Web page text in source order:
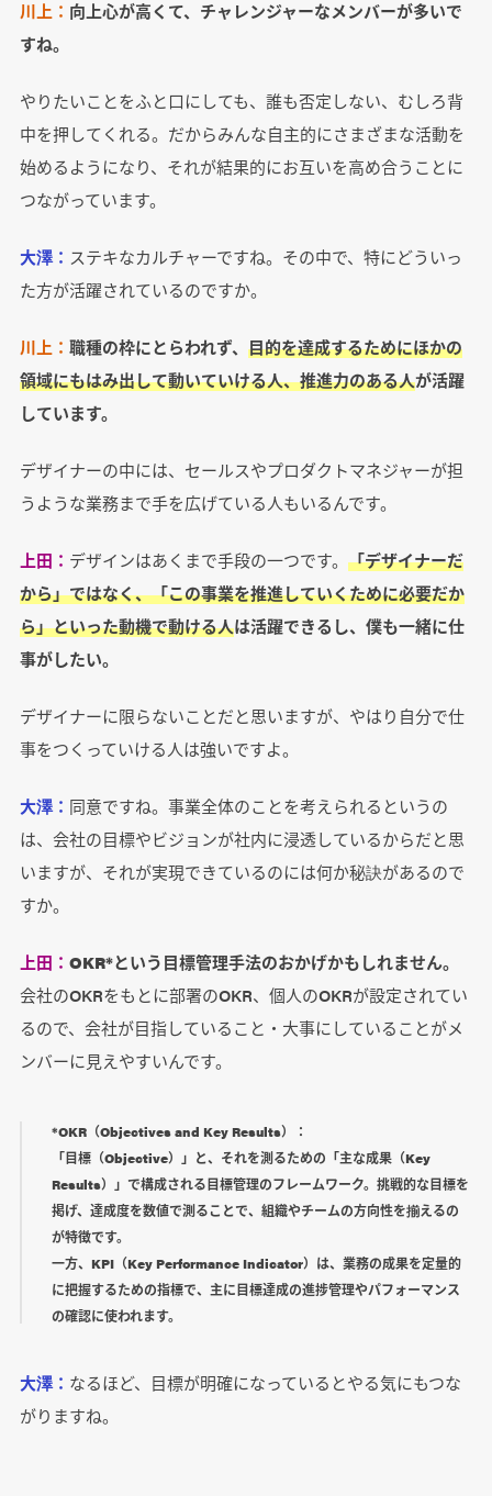
川上： 向上心が高くて、チャレンジャーなメンバーが多いで
すね。
やりたいことをふと口にしても、誰も否定しない、むしろ背
中を押してくれる。だからみんな自主的にさまざまな活動を
始めるようになり、それが結果的にお互いを高め合うことに
つながっています。
大澤： ステキなカルチャーですね。その中で、特にどういっ
た方が活躍されているのですか。
川上： 職種の枠にとらわれず、 目的を達成するためにほかの
領域にもはみ出して動いていける人、推進力のある人が活躍
しています。
デザイナーの中には、セールスやプロダクトマネジャーが担
うような業務まで手を広げている人もいるんです。
上田： デザインはあくまで手段の一つです。 「デザイナーだ
から」ではなく、「この事業を推進していくために必要だか
ら」といった動機で動ける人は活躍できるし、僕も一緒に仕
事がしたい。
デザイナーに限らないことだと思いますが、やはり自分で仕
事をつくっていける人は強いですよ。
大澤： 同意ですね。事業全体のことを考えられるというの
は、会社の目標やビジョンが社内に浸透しているからだと思
いますが、それが実現できているのには何か秘訣があるので
すか。
上田： OKR*という目標管理手法のおかげかもしれません。
会社のOKRをもとに部署のOKR、個人のOKRが設定されてい
るので、会社が目指していること・大事にしていることがメ
ンバーに見えやすいんです。
*OKR（Objectives and Key Results）：
「目標（Objective）」と、それを測るための「主な成果（Key
Results）」で構成される目標管理のフレームワーク。挑戦的な目標を
掲げ、達成度を数値で測ることで、組織やチームの方向性を揃えるの
が特徴です。
一方、KPI（Key Performance Indicator）は、業務の成果を定量的
に把握するための指標で、主に目標達成の進捗管理やパフォーマンス
の確認に使われます。
大澤： なるほど、目標が明確になっているとやる気にもつな
がりますね。